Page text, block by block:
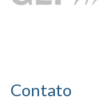
Contato